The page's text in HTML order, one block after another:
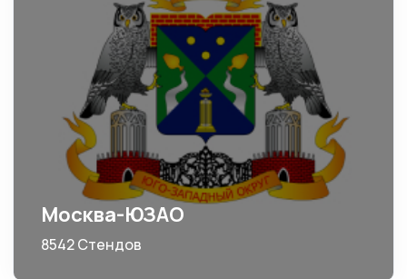
Москва-ЮЗАО
8542 Стендов